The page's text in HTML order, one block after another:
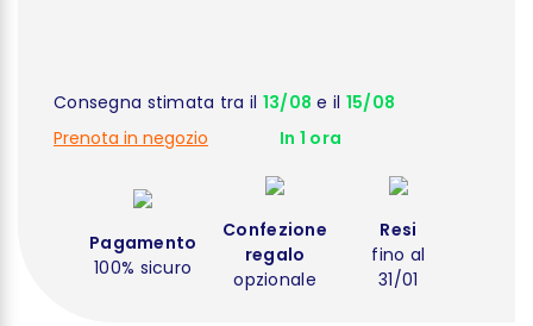
Consegna stimata tra il 13/08 e il 15/08
Prenota in negozio
In 1 ora
Pagamento
100% sicuro
Confezione
regalo
opzionale
Resi
fino al
31/01